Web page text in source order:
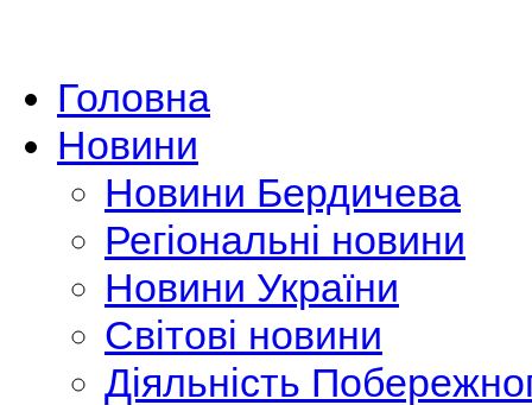
Головна
Новини
Новини Бердичева
Регіональні новини
Новини України
Світові новини
Діяльність